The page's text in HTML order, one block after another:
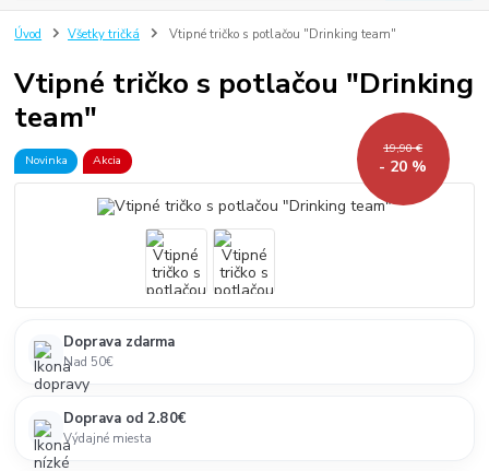
Úvod Všetky tričká Vtipné tričko s potlačou "Drinking team"
Vtipné tričko s potlačou "Drinking
team"
Novinka Akcia
19,90 €
- 20 %
Doprava zdarma
Nad 50€
Doprava od 2.80€
Výdajné miesta